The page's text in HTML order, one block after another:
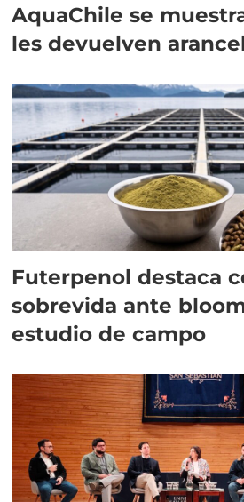
AquaChile se
les devuelven
Futerpenol destaca
sobrevida ante
estudio de campo